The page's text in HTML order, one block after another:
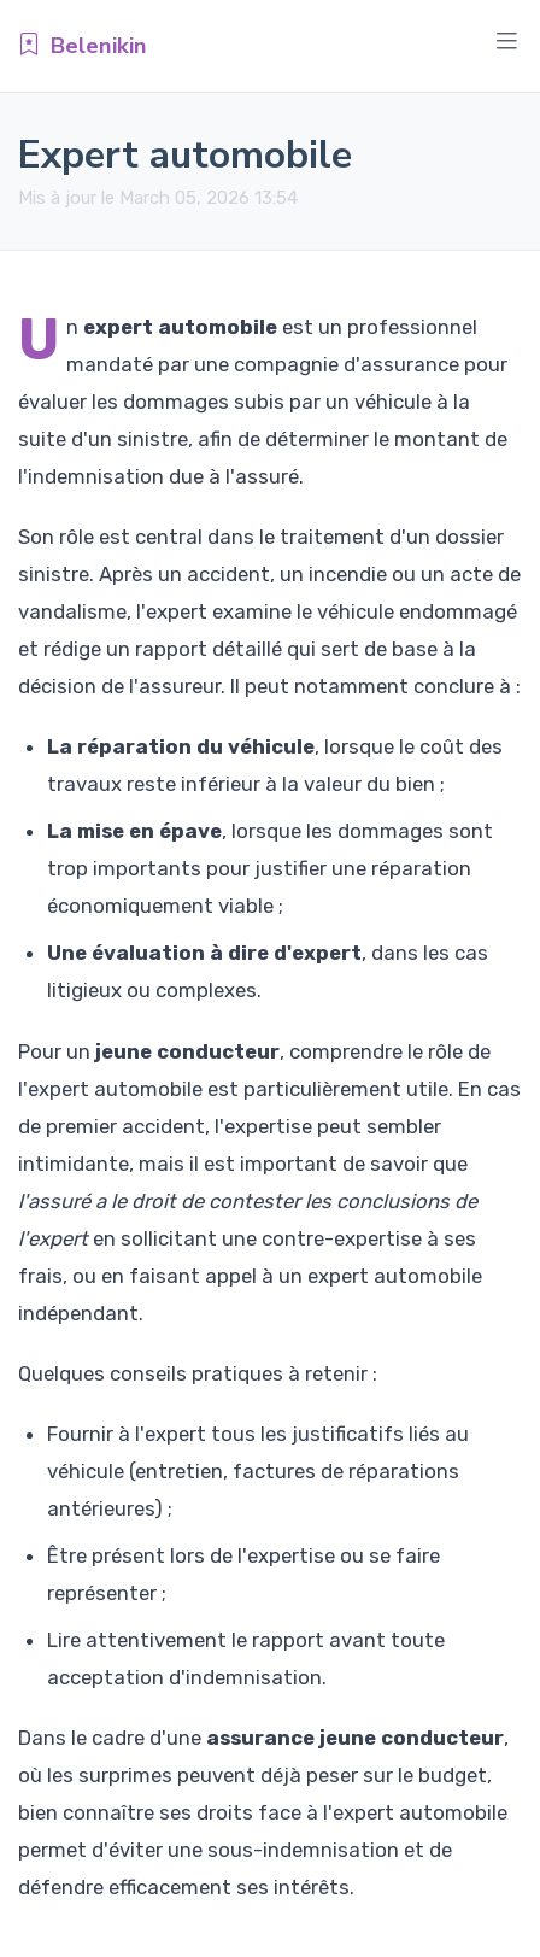
Belenikin
Expert automobile
Mis à jour le March 05, 2026 13:54
U n expert automobile est un professionnel
mandaté par une compagnie d'assurance pour
évaluer les dommages subis par un véhicule à la
suite d'un sinistre, afin de déterminer le montant de
l'indemnisation due à l'assuré.
Son rôle est central dans le traitement d'un dossier
sinistre. Après un accident, un incendie ou un acte de
vandalisme, l'expert examine le véhicule endommagé
et rédige un rapport détaillé qui sert de base à la
décision de l'assureur. Il peut notamment conclure à :
La réparation du véhicule, lorsque le coût des
travaux reste inférieur à la valeur du bien ;
La mise en épave, lorsque les dommages sont
trop importants pour justifier une réparation
économiquement viable ;
Une évaluation à dire d'expert, dans les cas
litigieux ou complexes.
Pour un jeune conducteur, comprendre le rôle de
l'expert automobile est particulièrement utile. En cas
de premier accident, l'expertise peut sembler
intimidante, mais il est important de savoir que
l'assuré a le droit de contester les conclusions de
l'experten sollicitant une contre-expertise à ses
frais, ou en faisant appel à un expert automobile
indépendant.
Quelques conseils pratiques à retenir :
Fournir à l'expert tous les justificatifs liés au
véhicule (entretien, factures de réparations
antérieures) ;
Être présent lors de l'expertise ou se faire
représenter ;
Lire attentivement le rapport avant toute
acceptation d'indemnisation.
Dans le cadre d'une assurance jeune conducteur,
où les surprimes peuvent déjà peser sur le budget,
bien connaître ses droits face à l'expert automobile
permet d'éviter une sous-indemnisation et de
défendre efficacement ses intérêts.